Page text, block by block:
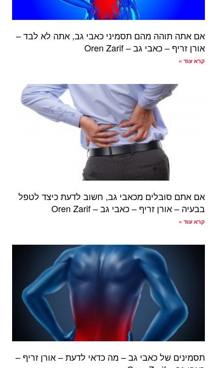
אם אתה תוהה מהם תסמיני כאבי גב, אתה לא לבד –
אורן זריף – כאבי גב – Oren Zarif
קרא עוד »
אם אתם סובלים מכאבי גב, חשוב לדעת כיצד לטפל
בבעיה – אורן זריף – כאבי גב – Oren Zarif
קרא עוד »
תסמינים של כאבי גב – מה כדאי לדעת – אורן זריף –